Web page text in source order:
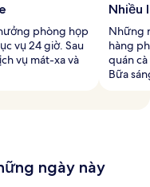
phòng họp
vụ 24 giờ. Sau
vụ mát-xa và
Nhiều
Những
hàng
quán
Bữa
ngày này